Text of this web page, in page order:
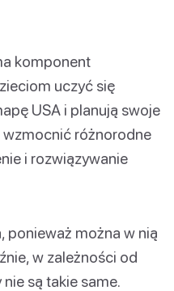
komponent
uczyć się
USA i planują swoje
wzmocnić różnorodne
i rozwiązywanie
ponieważ można w nią
w zależności od
są takie same.